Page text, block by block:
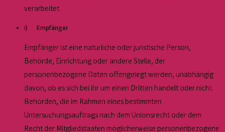
verarbeitet.
i) Empfänger
Empfänger ist eine natürliche oder juristische Person,
Behörde, Einrichtung oder andere Stelle, der
personenbezogene Daten offengelegt werden, unabhängig
davon, ob es sich bei ihr um einen Dritten handelt oder nicht.
Behörden, die im Rahmen eines bestimmten
Untersuchungsauftrags nach dem Unionsrecht oder dem
Recht der Mitgliedstaaten möglicherweise personenbezogene